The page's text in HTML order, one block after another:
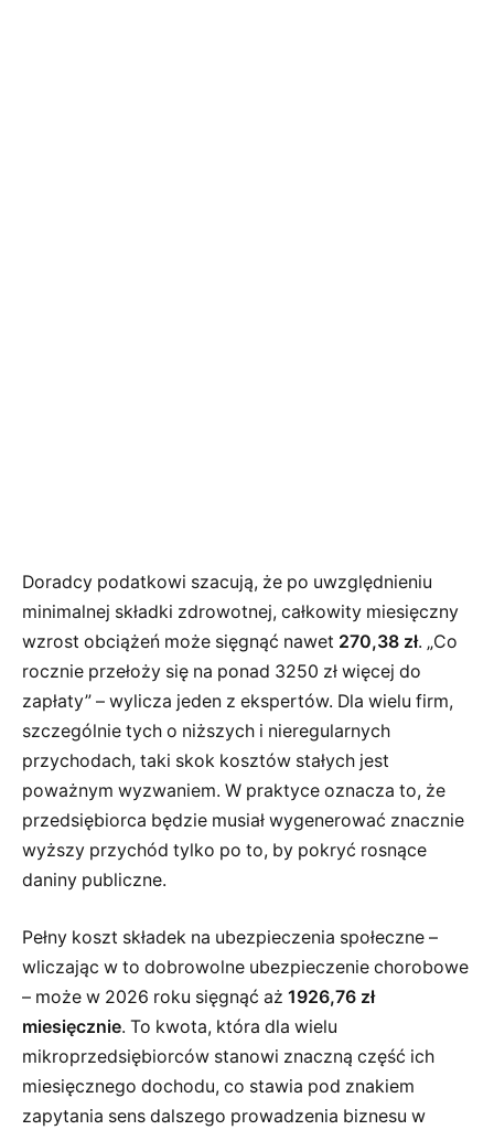
Doradcy podatkowi szacują, że po uwzględnieniu
minimalnej składki zdrowotnej, całkowity miesięczny
wzrost obciążeń może sięgnąć nawet 270,38 zł. „Co
rocznie przełoży się na ponad 3250 zł więcej do
zapłaty” – wylicza jeden z ekspertów. Dla wielu firm,
szczególnie tych o niższych i nieregularnych
przychodach, taki skok kosztów stałych jest
poważnym wyzwaniem. W praktyce oznacza to, że
przedsiębiorca będzie musiał wygenerować znacznie
wyższy przychód tylko po to, by pokryć rosnące
daniny publiczne.
Pełny koszt składek na ubezpieczenia społeczne –
wliczając w to dobrowolne ubezpieczenie chorobowe
– może w 2026 roku sięgnąć aż 1926,76 zł
miesięcznie. To kwota, która dla wielu
mikroprzedsiębiorców stanowi znaczną część ich
miesięcznego dochodu, co stawia pod znakiem
zapytania sens dalszego prowadzenia biznesu w